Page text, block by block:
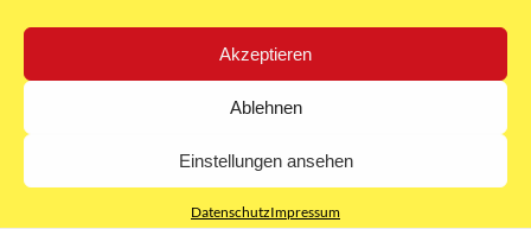
Akzeptieren
Ablehnen
Einstellungen ansehen
DatenschutzImpressum